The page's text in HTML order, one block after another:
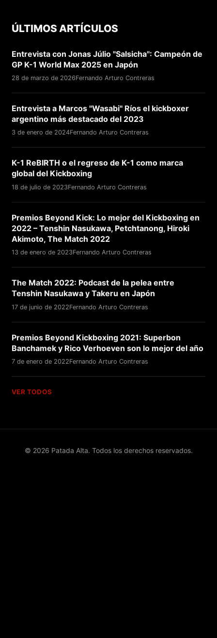
ÚLTIMOS ARTÍCULOS
Entrevista con Jonas Júlio "Salsicha": Campeón de
GP K-1 World Max 2025 en Japón
28 de marzo de 2026Fernando Arturo Contreras
Entrevista a Marcos "Wasabi" Ríos el kickboxer
argentino más destacado del 2023
3 de enero de 2024Fernando Arturo Contreras
K-1 ReBIRTH o el regreso de K-1 como marca
global del Kickboxing
18 de julio de 2023Fernando Arturo Contreras
Premios Beyond Kick: Lo mejor del Kickboxing en
2022 – Tenshin Nasukawa, Petchtanong, Hiroki
Akimoto, The Match 2022
13 de enero de 2023Fernando Arturo Contreras
The Match 2022: Podcast de la pelea entre
Tenshin Nasukawa y Takeru en Japón
17 de junio de 2022Fernando Arturo Contreras
Premios Beyond Kickboxing 2021: Superbon
Banchamek y Rico Verhoeven son lo mejor del año
7 de enero de 2022Fernando Arturo Contreras
VER TODOS
© 2026 Patada Alta. Todos los derechos reservados.